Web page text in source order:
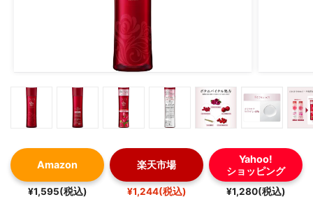
Amazon
¥1,595(税込)
楽天市場
¥1,244(税込)
Yahoo!
ショッピング
¥1,280(税込)